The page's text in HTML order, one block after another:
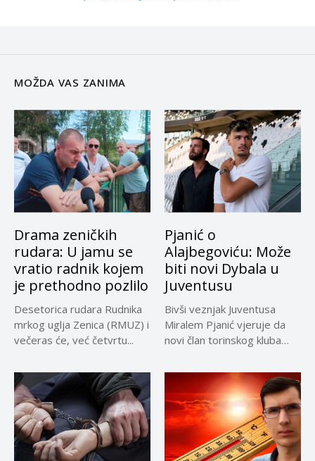
MOŽDA VAS ZANIMA
Drama zeničkih
rudara: U jamu se
vratio radnik kojem
je prethodno pozlilo
Desetorica rudara Rudnika
mrkog uglja Zenica (RMUZ) i
večeras će, već četvrtu...
Pjanić o
Alajbegoviću: Može
biti novi Dybala u
Juventusu
Bivši veznjak Juventusa
Miralem Pjanić vjeruje da
novi član torinskog kluba